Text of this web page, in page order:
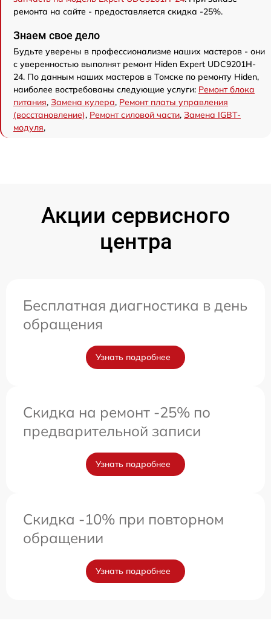
ремонта на сайте - предоставляется скидка -25%.
Знаем свое дело
Будьте уверены в профессионализме наших мастеров - они
с уверенностью выполнят ремонт Hiden Expert UDC9201H-
24. По данным наших мастеров в Томске по ремонту Hiden,
наиболее востребованы следующие услуги: Ремонт блока
питания, Замена кулера, Ремонт платы управления
(восстановление), Ремонт силовой части, Замена IGBT-
модуля,
Акции сервисного
центра
Бесплатная диагностика в день
обращения
Узнать подробнее
Скидка на ремонт -25% по
предварительной записи
Узнать подробнее
Скидка -10% при повторном
обращении
Узнать подробнее